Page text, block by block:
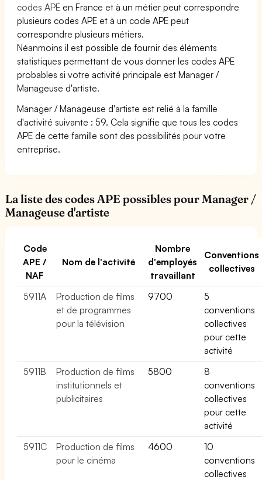
codes APE en France et à un métier peut correspondre
plusieurs codes APE et à un code APE peut
correspondre plusieurs métiers.
Néanmoins il est possible de fournir des éléments
statistiques permettant de vous donner les codes APE
probables si votre activité principale est Manager /
Manageuse d'artiste.
Manager / Manageuse d'artiste est relié à la famille
d'activité suivante : 59. Cela signifie que tous les codes
APE de cette famille sont des possibilités pour votre
entreprise.
La liste des codes APE possibles pour Manager /
Manageuse d'artiste
Code
APE /
NAF
Nom de l'activité
Nombre
d'employés
travaillant
Conventions
collectives
5911A
Production de films
et de programmes
pour la télévision
9700
5
conventions
collectives
pour cette
activité
5911B
Production de films
institutionnels et
publicitaires
5800
8
conventions
collectives
pour cette
activité
5911C
Production de films
pour le cinéma
4600
10
conventions
collectives